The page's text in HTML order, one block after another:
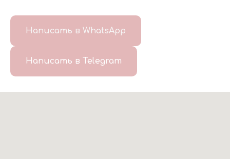
Написать в WhatsApp
Написать в Telegram